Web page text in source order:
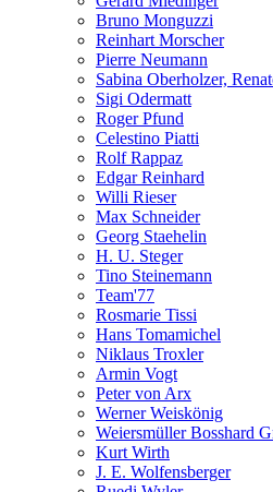
Bruno Monguzzi
Reinhart Morscher
Pierre Neumann
Sabina Oberholzer,
Sigi Odermatt
Roger Pfund
Celestino Piatti
Rolf Rappaz
Edgar Reinhard
Willi Rieser
Max Schneider
Georg Staehelin
H. U. Steger
Tino Steinemann
Team'77
Rosmarie Tissi
Hans Tomamichel
Niklaus Troxler
Armin Vogt
Peter von Arx
Werner Weiskönig
Weiersmüller Bosshard
Kurt Wirth
J. E. Wolfensberger